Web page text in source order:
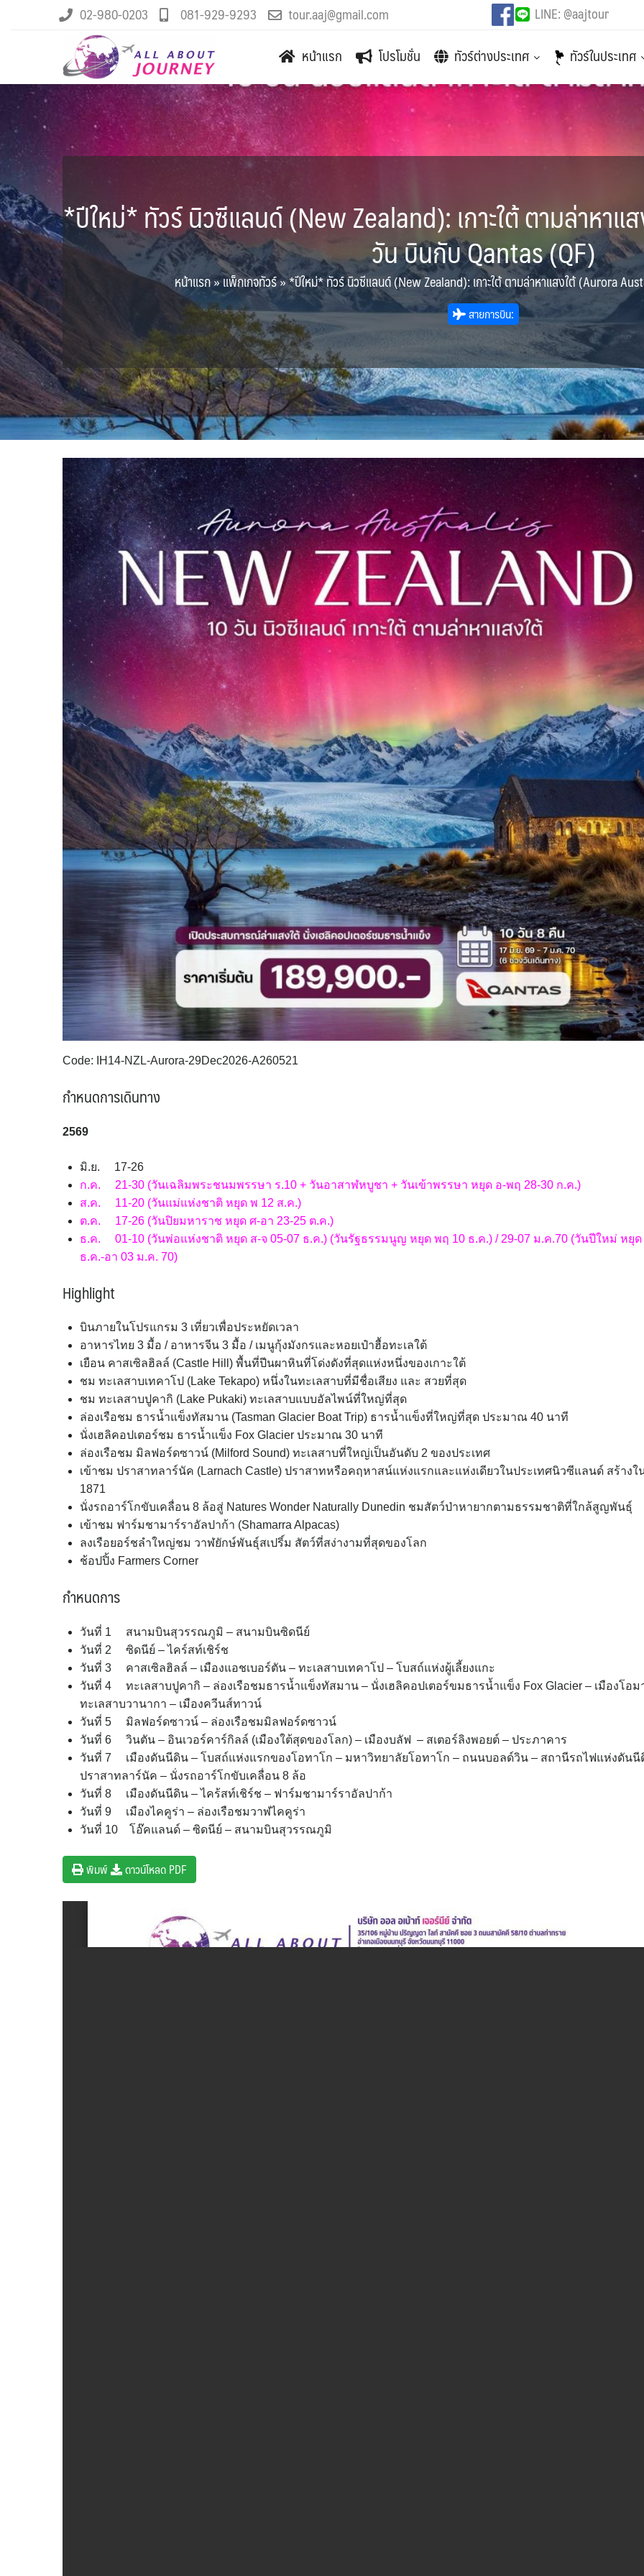
02-980-0203 081-929-9293 tour.aaj@gmail.com LINE: @aajtour
หน้าแรก โปรโมชั่น ทัวร์ต่างประเทศ ทัวร์ในประเทศ
*ปีใหม่* ทัวร์ นิวซีแลนด์ (New Zealand): เกาะใต้ ตามล่าหา
วัน บินกับ Qantas (QF)
หน้าแรก»แพ็กเกจทัวร์»*ปีใหม่* ทัวร์ นิวซีแลนด์ (New Zealand): เกาะใต้ ตามล่าหาแสงใต้ (Aurora
สายการบิน:
Code: IH14-NZL-Aurora-29Dec2026-A260521
กำหนดการเดินทาง
2569
มิ.ย. 17-26
ก.ค. 21-30 (วันเฉลิมพระชนมพรรษา ร.10 + วันอาสาฬหบูชา + วันเข้าพรรษา หยุด อ-พฤ 28-30 ก.ค.)
ส.ค. 11-20 (วันแม่แห่งชาติ หยุด พ 12 ส.ค.)
ต.ค. 17-26 (วันปิยมหาราช หยุด ศ-อา 23-25 ต.ค.)
ธ.ค. 01-10 (วันพ่อแห่งชาติ หยุด ส-จ 05-07 ธ.ค.) (วันรัฐธรรมนูญ หยุด พฤ 10 ธ.ค.) / 29-07 ม.ค.70 (วันปีใหม่ หยุด
ธ.ค.-อา 03 ม.ค. 70)
Highlight
บินภายในโปรแกรม 3 เที่ยวเพื่อประหยัดเวลา
อาหารไทย 3 มื้อ / อาหารจีน 3 มื้อ / เมนูกุ้งมังกรและหอยเป๋าฮื้อทะเลใต้
เยือน คาสเซิลฮิลล์ (Castle Hill) พื้นที่ปีนผาหินที่โด่งดังที่สุดแห่งหนึ่งของเกาะใต้
ชม ทะเลสาบเทคาโป (Lake Tekapo) หนึ่งในทะเลสาบที่มีชื่อเสียง และ สวยที่สุด
ชม ทะเลสาบปูคากิ (Lake Pukaki) ทะเลสาบแบบอัลไพน์ที่ใหญ่ที่สุด
ล่องเรือชม ธารน้ำแข็งทัสมาน (Tasman Glacier Boat Trip) ธารน้ำแข็งที่ใหญ่ที่สุด ประมาณ 40 นาที
นั่งเฮลิคอปเตอร์ชม ธารน้ำแข็ง Fox Glacier ประมาณ 30 นาที
ล่องเรือชม มิลฟอร์ดซาวน์ (Milford Sound) ทะเลสาบที่ใหญ่เป็นอันดับ 2 ของประเทศ
เข้าชม ปราสาทลาร์นัค (Larnach Castle) ปราสาทหรือคฤหาสน์แห่งแรกและแห่งเดียวในประเทศนิวซีแลนด์ สร้างใ
1871
นั่งรถอาร์โกขับเคลื่อน 8 ล้อสู่ Natures Wonder Naturally Dunedin ชมสัตว์ป่าหายากตามธรรมชาติที่ใกล้สูญพันธุ์
เข้าชม ฟาร์มชามาร์ราอัลปาก้า (Shamarra Alpacas)
ลงเรือยอร์ชลำใหญ่ชม วาฬยักษ์พันธุ์สเปริ์ม สัตว์ที่สง่างามที่สุดของโลก
ช้อปปิ้ง Farmers Corner
กำหนดการ
วันที่ 1 สนามบินสุวรรณภูมิ – สนามบินซิดนีย์
วันที่ 2 ซิดนีย์ – ไคร์สท์เชิร์ช
วันที่ 3 คาสเซิลฮิลล์ – เมืองแอชเบอร์ตัน – ทะเลสาบเทคาโป – โบสถ์แห่งผู้เลี้ยงแกะ
วันที่ 4 ทะเลสาบปูคากิ – ล่องเรือชมธารน้ำแข็งทัสมาน – นั่งเฮลิคอปเตอร์ขมธารน้ำแข็ง Fox Glacier – เมืองโอม
ทะเลสาบวานากา – เมืองควีนส์ทาวน์
วันที่ 5 มิลฟอร์ดซาวน์ – ล่องเรือชมมิลฟอร์ดซาวน์
วันที่ 6 วินตัน – อินเวอร์คาร์กิลล์ (เมืองใต้สุดของโลก) – เมืองบลัฟ – สเตอร์ลิงพอยต์ – ประภาคาร
วันที่ 7 เมืองดันนีดิน – โบสถ์แห่งแรกของโอทาโก – มหาวิทยาลัยโอทาโก – ถนนบอลด์วิน – สถานีรถไฟแห่งดันนี
ปราสาทลาร์นัค – นั่งรถอาร์โกขับเคลื่อน 8 ล้อ
วันที่ 8 เมืองดันนีดิน – ไคร้สท์เชิร์ช – ฟาร์มชามาร์ราอัลปาก้า
วันที่ 9 เมืองไคคูร่า – ล่องเรือชมวาฬไคคูร่า
วันที่ 10 โอ๊คแลนด์ – ซิดนีย์ – สนามบินสุวรรณภูมิ
พิมพ์ ดาวน์โหลด PDF